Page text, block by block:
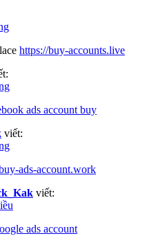
https://buy-accounts.live
ads account buy
viết:
ads-account.work
viết:
ads account